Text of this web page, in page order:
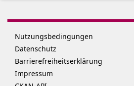
Nutzungsbedingungen
Datenschutz
Barrierefreiheitserklärung
Impressum